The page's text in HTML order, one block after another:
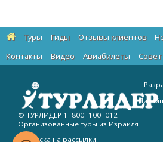
Туры Гиды Отзывы клиентов
Контакты
Видео Авиабилеты
© ТУРЛИДЕР 1−800−100−012
Организованные туры из Израиля
Подписка на рассылки